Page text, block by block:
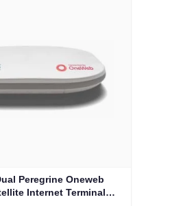
Peregrine Oneweb
Internet Terminals -